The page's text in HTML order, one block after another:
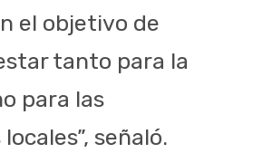
el objetivo de
tanto para la
para las
señaló.